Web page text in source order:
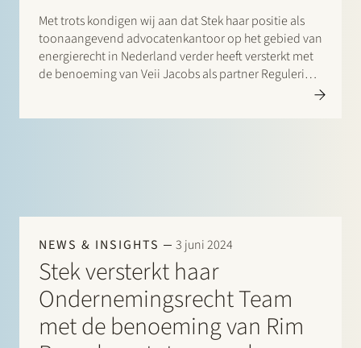
Met trots kondigen wij aan dat Stek haar positie als
toonaangevend advocatenkantoor op het gebied van
energierecht in Nederland verder heeft versterkt met
de benoeming van Veii Jacobs als partner Regulering
en Michaël Rijnja als counsel Corporate Energy, per 1
NEWS & INSIGHTS 3 juni 2024
Stek versterkt haar
Ondernemingsrecht Team
met de benoeming van Rim